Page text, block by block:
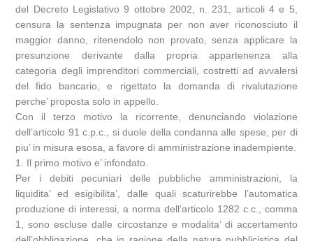
del Decreto Legislativo 9 ottobre 2002, n. 231, articoli 4 e 5,
censura la sentenza impugnata per non aver riconosciuto il
maggior danno, ritenendolo non provato, senza applicare la
presunzione derivante dalla propria appartenenza alla
categoria degli imprenditori commerciali, costretti ad avvalersi
del fido bancario, e rigettato la domanda di rivalutazione
perche’ proposta solo in appello.
Con il terzo motivo la ricorrente, denunciando violazione
dell’articolo 91 c.p.c., si duole della condanna alle spese, per di
piu’ in misura esosa, a favore di amministrazione inadempiente.
1. Il primo motivo e’ infondato.
Per i debiti pecuniari delle pubbliche amministrazioni, la
liquidita’ ed esigibilita’, dalle quali scaturirebbe l’automatica
produzione di interessi, a norma dell’articolo 1282 c.c., comma
1, sono escluse dalle circostanze e modalita’ di accertamento